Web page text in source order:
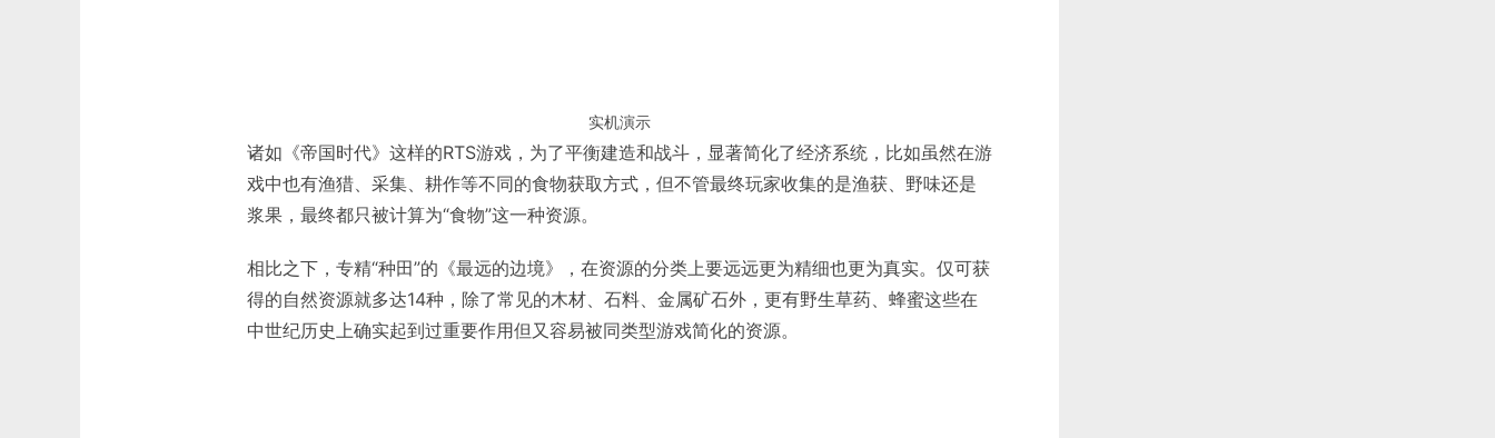
实机演示
诸如《帝国时代》这样的RTS游戏，为了平衡建造和战斗，显著简化了经济系统，比如虽然在游
戏中也有渔猎、采集、耕作等不同的食物获取方式，但不管最终玩家收集的是渔获、野味还是
浆果，最终都只被计算为“食物”这一种资源。
相比之下，专精“种田”的《最远的边境》，在资源的分类上要远远更为精细也更为真实。仅可获
得的自然资源就多达14种，除了常见的木材、石料、金属矿石外，更有野生草药、蜂蜜这些在
中世纪历史上确实起到过重要作用但又容易被同类型游戏简化的资源。